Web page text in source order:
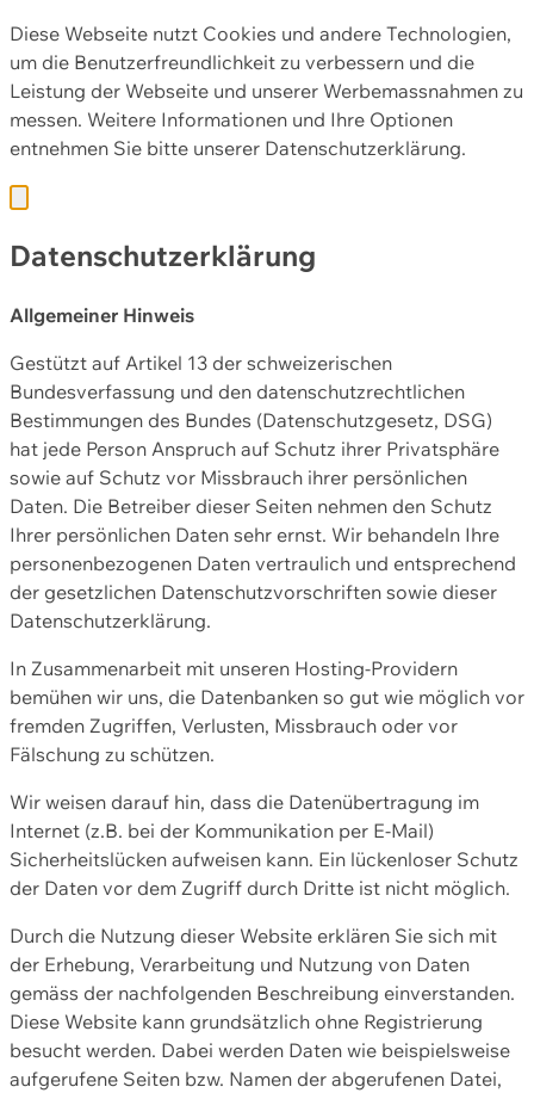
Diese Webseite nutzt Cookies und andere Technologien,
um die Benutzerfreundlichkeit zu verbessern und die
Leistung der Webseite und unserer Werbemassnahmen zu
messen. Weitere Informationen und Ihre Optionen
entnehmen Sie bitte unserer Datenschutzerklärung.
Datenschutzerklärung
Allgemeiner Hinweis
Gestützt auf Artikel 13 der schweizerischen
Bundesverfassung und den datenschutzrechtlichen
Bestimmungen des Bundes (Datenschutzgesetz, DSG)
hat jede Person Anspruch auf Schutz ihrer Privatsphäre
sowie auf Schutz vor Missbrauch ihrer persönlichen
Daten. Die Betreiber dieser Seiten nehmen den Schutz
Ihrer persönlichen Daten sehr ernst. Wir behandeln Ihre
personenbezogenen Daten vertraulich und entsprechend
der gesetzlichen Datenschutzvorschriften sowie dieser
Datenschutzerklärung.
In Zusammenarbeit mit unseren Hosting-Providern
bemühen wir uns, die Datenbanken so gut wie möglich vor
fremden Zugriffen, Verlusten, Missbrauch oder vor
Fälschung zu schützen.
Wir weisen darauf hin, dass die Datenübertragung im
Internet (z.B. bei der Kommunikation per E-Mail)
Sicherheitslücken aufweisen kann. Ein lückenloser Schutz
der Daten vor dem Zugriff durch Dritte ist nicht möglich.
Durch die Nutzung dieser Website erklären Sie sich mit
der Erhebung, Verarbeitung und Nutzung von Daten
gemäss der nachfolgenden Beschreibung einverstanden.
Diese Website kann grundsätzlich ohne Registrierung
besucht werden. Dabei werden Daten wie beispielsweise
aufgerufene Seiten bzw. Namen der abgerufenen Datei,